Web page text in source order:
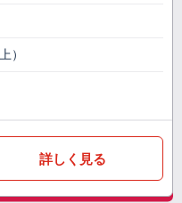
）
詳しく見る